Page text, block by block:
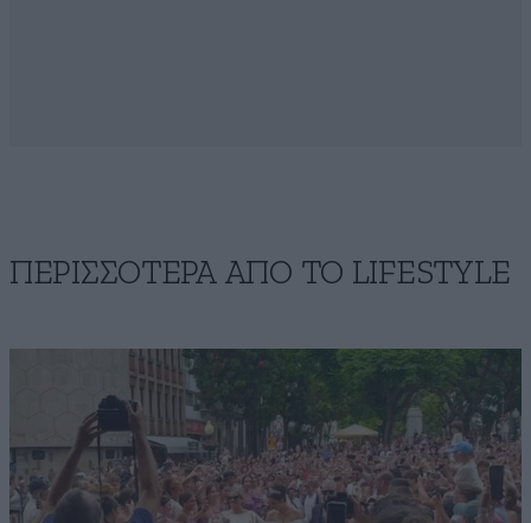
ΠΕΡΙΣΣΟΤΕΡΑ ΑΠΟ ΤΟ LIFESTYLE